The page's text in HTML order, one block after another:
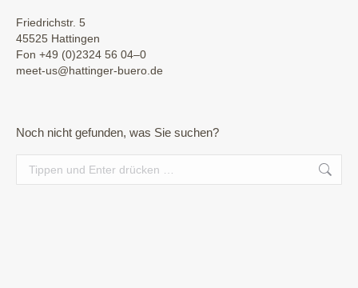
Friedrichstr. 5
45525 Hattingen
Fon +49 (0)2324 56 04–0
meet-us@hattinger-buero.de
Noch nicht gefunden, was Sie suchen?